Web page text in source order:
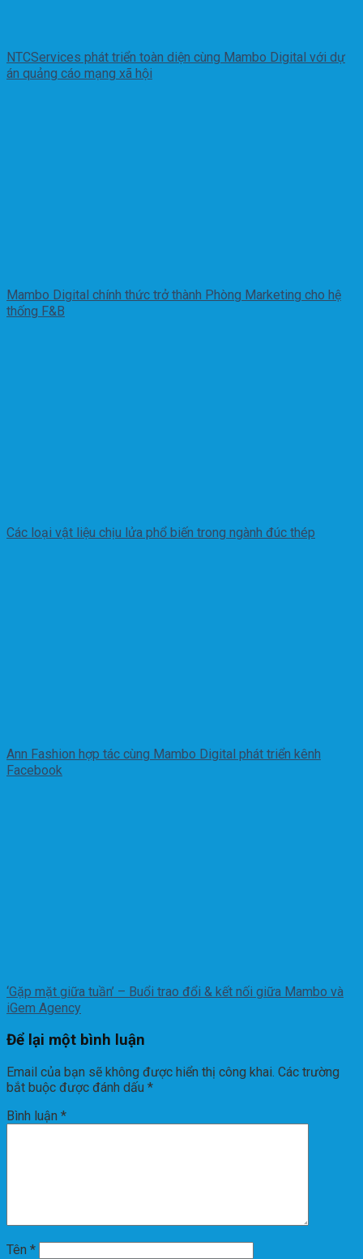
NTCServices phát triển toàn diện cùng Mambo Digital với dự
án quảng cáo mạng xã hội
Mambo Digital chính thức trở thành Phòng Marketing cho hệ
thống F&B
Các loại vật liệu chịu lửa phổ biến trong ngành đúc thép
Ann Fashion hợp tác cùng Mambo Digital phát triển kênh
Facebook
‘Gặp mặt giữa tuần’ – Buổi trao đổi & kết nối giữa Mambo và
iGem Agency
Để lại một bình luận
Email của bạn sẽ không được hiển thị công khai. Các trường
bắt buộc được đánh dấu *
Bình luận *
Tên *